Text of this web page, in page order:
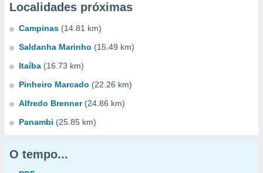
Localidades próximas
Campinas (14.81 km)
Saldanha Marinho (15.49 km)
Itaíba (16.73 km)
Pinheiro Marcado (22.26 km)
Alfredo Brenner (24.86 km)
Panambi (25.85 km)
O tempo...